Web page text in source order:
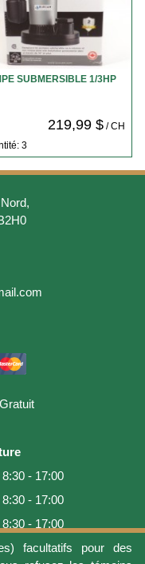
facultatifs pour des
SUBMERSIBLE 1/3HP
219,99 $/ CH
3
8:30 - 17:00
8:30 - 17:00
8:30 - 17:00
8:30 - 17:00